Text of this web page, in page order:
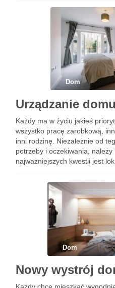
skorzystać z …
Dom
Urządzanie
Każdy ma w życiu jakieś
wszystko pracę zarobkową,
inni rodzinę. Niezależnie od
potrzeby i oczekiwania,
najważniejszych kwestii jest
Dom
Nowy wystrój